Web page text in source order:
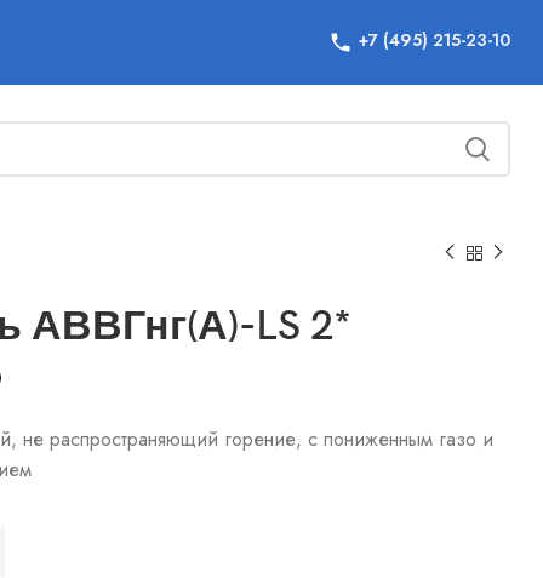
+7 (495) 215-23-10
АВВГнг(А)-LS 2*
не распространяющий горение, с пониженным газо и